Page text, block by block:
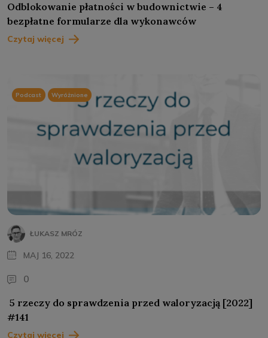
Odblokowanie płatności w budownictwie – 4
bezpłatne formularze dla wykonawców
Czytaj więcej
Podcast Wyróżnione
ŁUKASZ MRÓZ
MAJ 16, 2022
0
5 rzeczy do sprawdzenia przed waloryzacją [2022]
#141
Czytaj więcej